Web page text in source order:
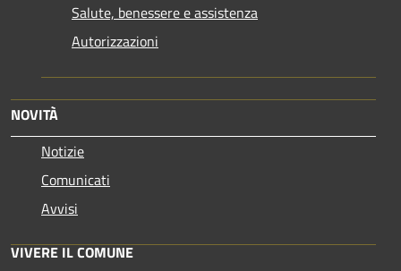
Salute, benessere e assistenza
Autorizzazioni
NOVITÀ
Notizie
Comunicati
Avvisi
VIVERE IL COMUNE